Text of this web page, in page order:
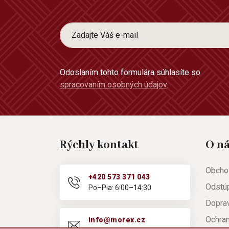
Odoslaním tohto formulára súhlasíte so
spracovaním osobných údajov.
Rýchly kontakt
+420 573 371 043
Po–Pia: 6:00–14:30
info@morex.cz
O